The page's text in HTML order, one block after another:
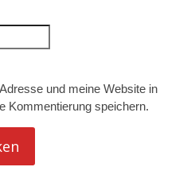
und meine Website in
Kommentierung speichern.